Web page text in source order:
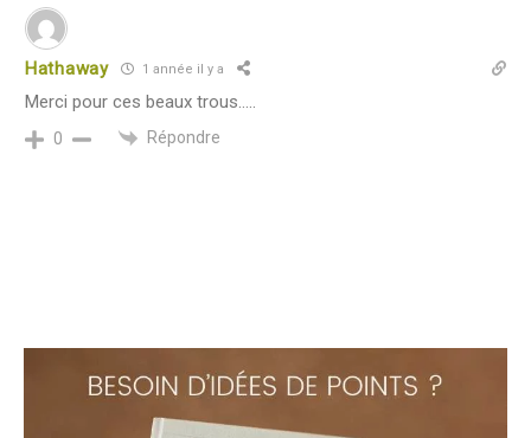
Hathaway 1 année il y a
Merci pour ces beaux trous…..
0 Répondre